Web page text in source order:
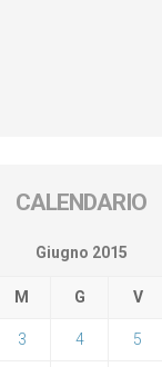
CALENDARIO
Giugno 2015
M G V
3 4 5